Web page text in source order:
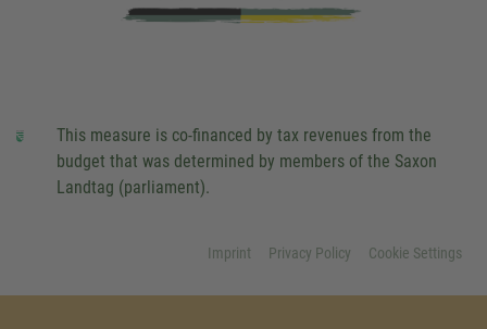
This measure is co-financed by tax revenues from the
budget that was determined by members of the Saxon
Landtag (parliament).
Imprint Privacy Policy Cookie Settings